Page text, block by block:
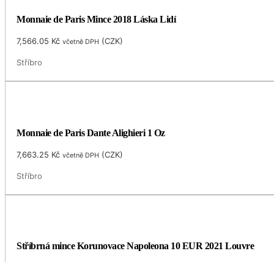
Monnaie de Paris Mince 2018 Láska Lidí
7,566.05 Kč včetně DPH (CZK)
Stříbro
Monnaie de Paris Dante Alighieri 1 Oz
7,663.25 Kč včetně DPH (CZK)
Stříbro
Stříbrná mince Korunovace Napoleona 10 EUR 2021 Louvre